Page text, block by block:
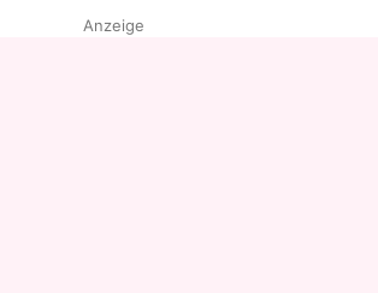
Anzeige